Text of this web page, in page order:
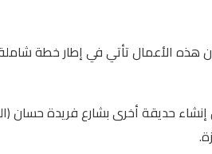
هذه الأعمال تأتي في إطار خطة
حديقة أخرى بشارع فريدة حسان